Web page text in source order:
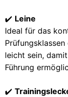
✔️ Leine
Ideal für das
leicht sein,
Führung
✔️